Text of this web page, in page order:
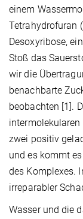
einem
Tetrahydrofuran
Desoxyribose,
Stoß das
wir die
benachbarte
beobachten [1].
zwei positiv
und es kommt
des Komplexes.
irreparabler
Wasser und die